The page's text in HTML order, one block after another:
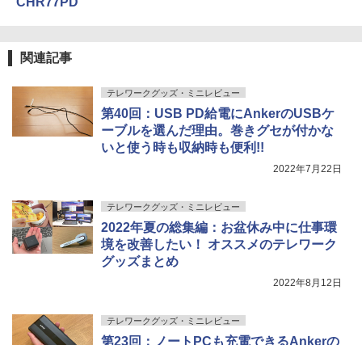
関連記事
テレワークグッズ・ミニレビュー
第40回：USB PD給電にAnkerのUSBケ
ーブルを選んだ理由。巻きグセが付かな
いと使う時も収納時も便利!!
2022年7月22日
テレワークグッズ・ミニレビュー
2022年夏の総集編：お盆休み中に仕事環
境を改善したい！ オススメのテレワーク
グッズまとめ
2022年8月12日
テレワークグッズ・ミニレビュー
第23回：ノートPCも充電できるAnkerの